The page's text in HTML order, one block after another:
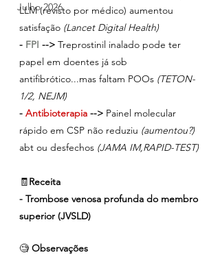
Julho 2026
LLM (revisto por médico) aumentou
satisfação (Lancet Digital Health)
- FPI --> Treprostinil inalado pode ter
papel em doentes já sob
antifibrótico...mas faltam POOs (TETON-
1/2, NEJM)
- Antibioterapia --> Painel molecular
rápido em CSP não reduziu (aumentou?)
abt ou desfechos (JAMA IM,RAPID-TEST)
🧾Receita
- Trombose venosa profunda do membro
superior (JVSLD)
🧐 Observações